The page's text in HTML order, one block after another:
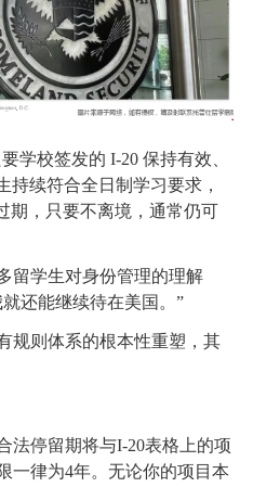
校签发的 I-20 保持有效、
持续符合全日制学习要求，
期，只要不离境，通常仍可
学生对身份管理的理解
还能继续待在美国。”
则体系的根本性重塑，其
停留期将与I-20表格上的项
一律为4年。无论你的项目本